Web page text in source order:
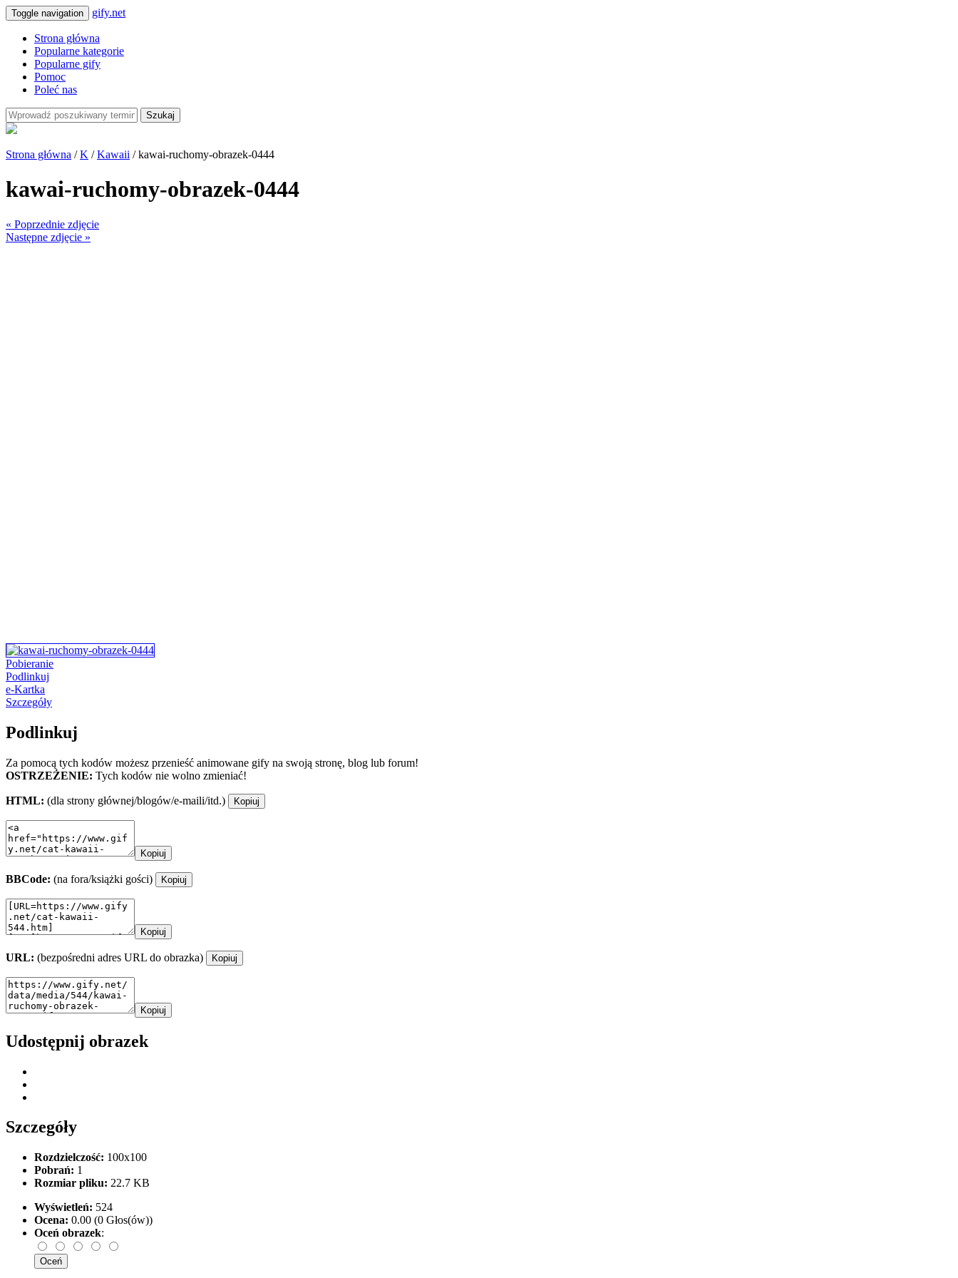
Toggle navigation gify.net
Strona główna
Popularne kategorie
Popularne gify
Pomoc
Poleć nas
Szukaj
Strona główna /K /Kawaii / kawai-ruchomy-obrazek-0444
kawai-ruchomy-obrazek-0444
« Poprzednie zdjęcie
Następne zdjęcie »
Pobieranie
Podlinkuj
e-Kartka
Szczegóły
Podlinkuj
Za pomocą tych kodów możesz przenieść animowane gify na swoją stronę, blog lub forum!
OSTRZEŻENIE: Tych kodów nie wolno zmieniać!
HTML: (dla strony głównej/blogów/e-maili/itd.) Kopiuj
Kopiuj
BBCode: (na fora/książki gości) Kopiuj
Kopiuj
URL: (bezpośredni adres URL do obrazka) Kopiuj
Kopiuj
Udostępnij obrazek
Szczegóły
Rozdzielczość: 100x100
Pobrań: 1
Rozmiar pliku: 22.7 KB
Wyświetleń: 524
Ocena: 0.00 (0 Głos(ów))
Oceń obrazek: